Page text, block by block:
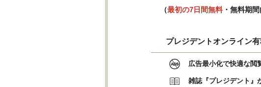
（最初の7日間無料・無料期間
プレジデントオンライン
広告最小化で快適な閲
雑誌『プレジデント』